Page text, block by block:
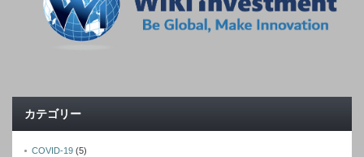
カテゴリー
COVID-19 (5)